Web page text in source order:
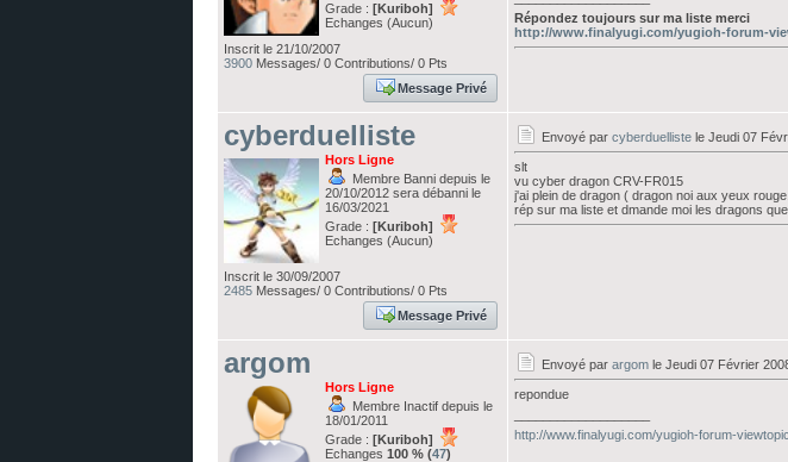
Grade : [Kuriboh]
Echanges (Aucun)
Inscrit le 21/10/2007
3900 Messages/ 0 Contributions/ 0 Pts
Message Privé
Répondez toujours sur ma liste merci
http://www.finalyugi.com/yugioh-forum-
cyberduelliste
Hors Ligne
Membre Banni depuis le
20/10/2012 sera débanni le
16/03/2021
Grade : [Kuriboh]
Echanges (Aucun)
Inscrit le 30/09/2007
2485 Messages/ 0 Contributions/ 0 Pts
Message Privé
Envoyé par cyberduelliste le Jeudi 07
slt
vu cyber dragon CRV-FR015
j'ai plein de dragon ( dragon noi aux yeux
rép sur ma liste et dmande moi les dragons
argom
Hors Ligne
Membre Inactif depuis le
18/01/2011
Grade : [Kuriboh]
Echanges 100 % (47)
Envoyé par argom le Jeudi 07 Février
repondue
http://www.finalyugi.com/yugioh-forum-